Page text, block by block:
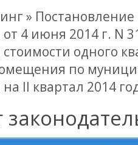
Информация
»
4 июня 2014 г. N
одного
по
II квартал 2014